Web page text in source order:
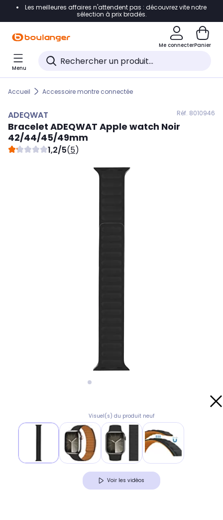
Accéder directement à la navigation
Accéder directement au pied de page
Accéder directement au chatbot
Les meilleures affaires n'attendent pas : découvrez vite notre
sélection à prix bradés.
Me connecterPanier
Menu
Accueil Accessoire montre connectée
ADEQWAT Réf. 8010946
Bracelet ADEQWAT Apple watch Noir
42/44/45/49mm
1,2/5(5)
Visuel(s) du produit neuf
Voir les vidéos